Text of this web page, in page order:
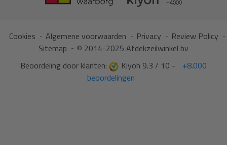
Cookies Algemene voorwaarden Privacy
Review Policy
Sitemap
© 2014-2025 Afdekzeilwinkel bv
Beoordeling door klanten:
Kiyoh 9.3 / 10 -
+8.000
beoordelingen